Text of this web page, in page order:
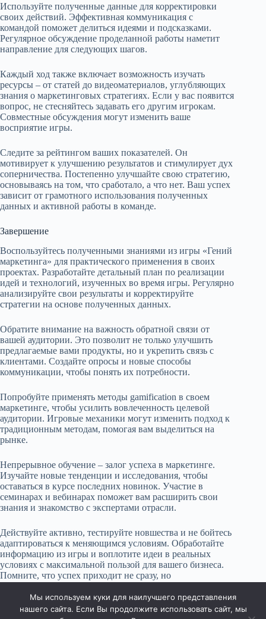
Используйте полученные данные для корректировки
своих действий. Эффективная коммуникация с
командой поможет делиться идеями и подсказками.
Регулярное обсуждение проделанной работы наметит
направление для следующих шагов.
Каждый ход также включает возможность изучать
ресурсы – от статей до видеоматериалов, углубляющих
знания о маркетинговых стратегиях. Если у вас появится
вопрос, не стесняйтесь задавать его другим игрокам.
Совместные обсуждения могут изменить ваше
восприятие игры.
Следите за рейтингом ваших показателей. Он
мотивирует к улучшению результатов и стимулирует дух
соперничества. Постепенно улучшайте свою стратегию,
основываясь на том, что сработало, а что нет. Ваш успех
зависит от грамотного использования полученных
данных и активной работы в команде.
Завершение
Воспользуйтесь полученными знаниями из игры «Гений
маркетинга» для практического применения в своих
проектах. Разработайте детальный план по реализации
идей и технологий, изученных во время игры. Регулярно
анализируйте свои результаты и корректируйте
стратегии на основе полученных данных.
Обратите внимание на важность обратной связи от
вашей аудитории. Это позволит не только улучшить
предлагаемые вами продукты, но и укрепить связь с
клиентами. Создайте опросы и новые способы
коммуникации, чтобы понять их потребности.
Попробуйте применять методы gamification в своем
маркетинге, чтобы усилить вовлеченность целевой
аудитории. Игровые механики могут изменить подход к
традиционным методам, помогая вам выделиться на
рынке.
Непрерывное обучение – залог успеха в маркетинге.
Изучайте новые тенденции и исследования, чтобы
оставаться в курсе последних новинок. Участие в
семинарах и вебинарах поможет вам расширить свои
знания и знакомство с экспертами отрасли.
Действуйте активно, тестируйте новшества и не бойтесь
адаптироваться к меняющимся условиям. Обработайте
информацию из игры и воплотите идеи в реальных
условиях с максимальной пользой для вашего бизнеса.
Помните, что успех приходит не сразу, но
результатам.Мы используем куки для наилучшего представления
нашего сайта. Если Вы продолжите использовать сайт, мы